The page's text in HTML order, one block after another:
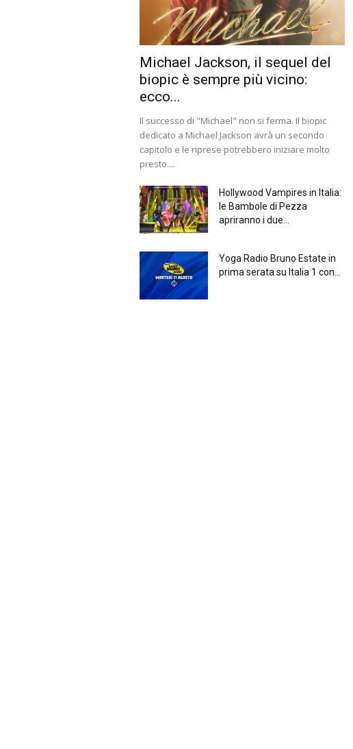
Michael Jackson, il sequel del
biopic è sempre più vicino:
ecco...
Il successo di "Michael" non si ferma. Il biopic
dedicato a Michael Jackson avrà un secondo
capitolo e le riprese potrebbero iniziare molto
presto....
Hollywood Vampires in Italia:
le Bambole di Pezza
apriranno i due...
Yoga Radio Bruno Estate in
prima serata su Italia 1 con...